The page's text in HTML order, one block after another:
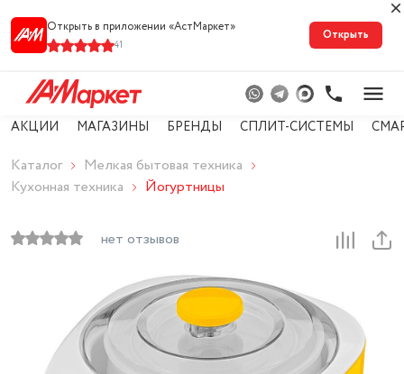
Открыть в приложении «АстМарке‪т‬»
41
Открыть
АКЦИИ МАГАЗИНЫ БРЕНДЫ СПЛИТ-СИСТЕМЫ
Каталог
Мелкая бытовая техника
Кухонная техника
Йогуртницы
нет отзывов